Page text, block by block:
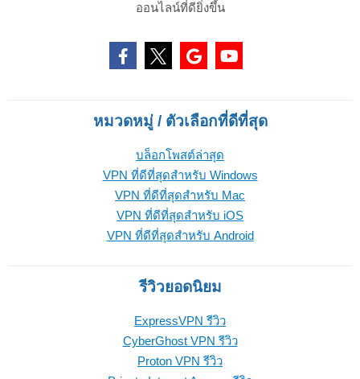
ออนไลน์ที่ดียิ่งขึ้น
หมวดหมู่ / ตัวเลือกที่ดีที่สุด
บล็อกโพสต์ล่าสุด
VPN ที่ดีที่สุดสำหรับ Windows
VPN ที่ดีที่สุดสำหรับ Mac
VPN ที่ดีที่สุดสำหรับ iOS
VPN ที่ดีที่สุดสำหรับ Android
รีวิวยอดนิยม
ExpressVPN รีวิว
CyberGhost VPN รีวิว
Proton VPN รีวิว